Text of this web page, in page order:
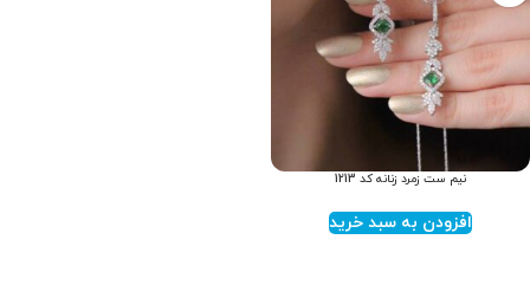
نیم ست زمرد زنانه کد 1213
افزودن به سبد خرید